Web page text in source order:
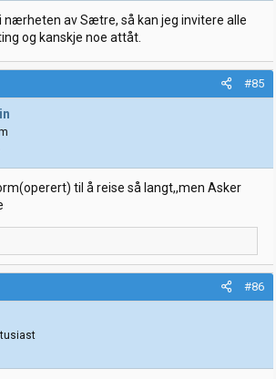
nærheten av Sætre, så kan jeg invitere alle
og kanskje noe attåt.
#85
til å reise så langt,,men Asker
#86